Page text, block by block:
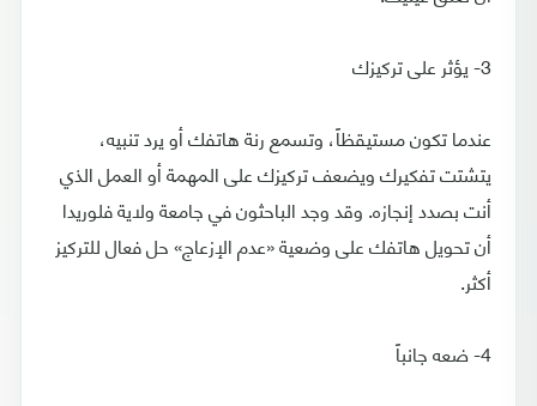
3- يؤثر على تركيزك
عندما تكون مستيقظاً، وتسمع رنة هاتفك أو يرد تنبيه،
يتشتت تفكيرك ويضعف تركيزك على المهمة أو العمل الذي
أنت بصدد إنجازه. وقد وجد الباحثون في جامعة ولاية فلوريدا
أن تحويل هاتفك على وضعية «عدم الإزعاج» حل فعال للتركيز
أكثر.
4- ضعه جانباً